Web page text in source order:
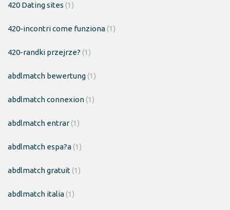
420 Dating sites (1)
420-incontri come funziona(1)
420-randki przejrze? (1)
abdlmatch bewertung(1)
abdlmatch connexion(1)
abdlmatch entrar(1)
abdlmatch espa?a(1)
abdlmatch gratuit(1)
abdlmatch italia(1)